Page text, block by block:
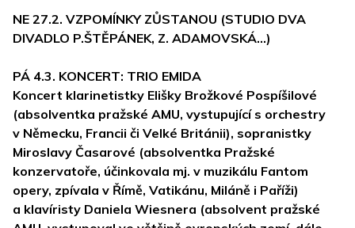
NE 27.2. VZPOMÍNKY ZŮSTANOU (STUDIO DVA
DIVADLO P.ŠTĚPÁNEK, Z. ADAMOVSKÁ…)
PÁ 4.3. KONCERT: TRIO EMIDA
Koncert klarinetistky Elišky Brožkové Pospíšilové
(absolventka pražské AMU, vystupující s orchestry
v Německu, Francii či Velké Británii), sopranistky
Miroslavy Časarové (absolventka Pražské
konzervatoře, účinkovala mj. v muzikálu Fantom
opery, zpívala v Římě, Vatikánu, Miláně i Paříži)
a klavíristy Daniela Wiesnera (absolvent pražské